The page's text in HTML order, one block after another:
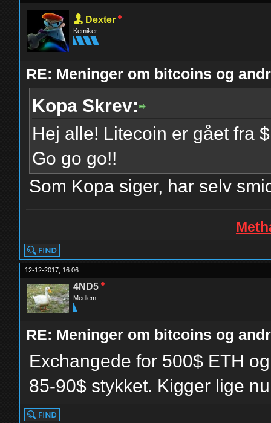
Dexter
Kemiker
RE: Meninger om bitcoins og
Kopa Skrev:
Hej alle! Litecoin er gået fra
Go go go!!
Som Kopa siger, har selv
12-12-2017, 16:06
4ND5
Medlem
RE: Meninger om bitcoins og
Exchangede for 500$ ETH
85-90$ stykket. Kigger lige